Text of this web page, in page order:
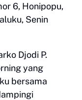
6, Honipopu,
Senin
Djodi P.
yang
bersama